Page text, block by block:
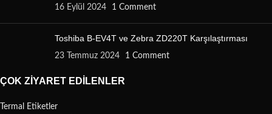
16 Eylül 2024 1 Comment
Toshiba B-EV4T ve Zebra ZD220T Karşılaştırması
23 Temmuz 2024 1 Comment
ÇOK ZIYARET EDILENLER
Termal Etiketler